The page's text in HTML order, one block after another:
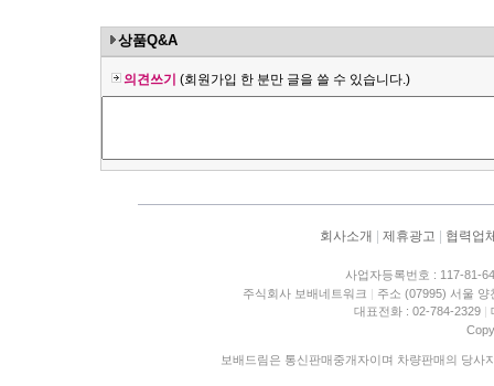
상품Q&A
의견쓰기 (회원가입 한 분만 글을 쓸 수 있습니다.)
회사소개 제휴광고 협력업
사업자등록번호 : 117-81-
주식회사 보배네트워크 | 주소 (07995) 서울
대표전화 : 02-784-2329 |
보배드림은 통신판매중개자이며 차량판매의 당